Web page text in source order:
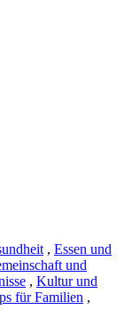
, Essen und
und
, Kultur und
für Familien ,